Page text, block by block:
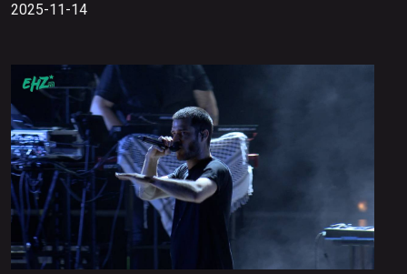
2025-11-14